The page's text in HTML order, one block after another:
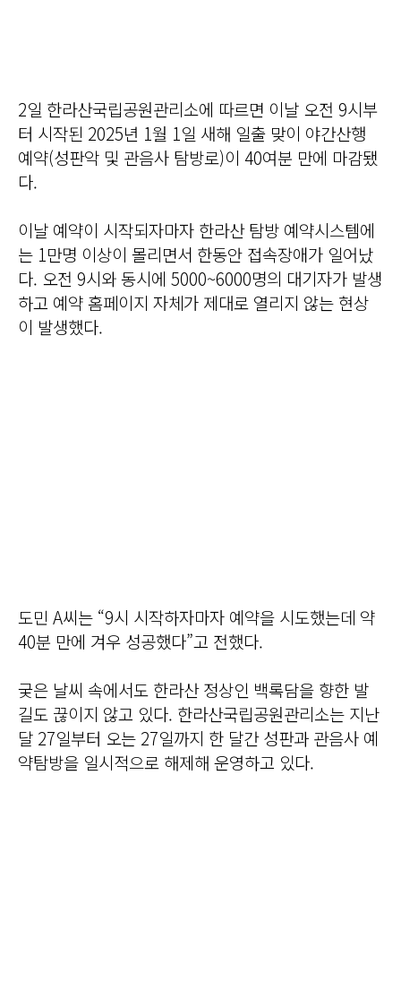
2일 한라산국립공원관리소에 따르면 이날 오전 9시부
터 시작된 2025년 1월 1일 새해 일출 맞이 야간산행
예약(성판악 및 관음사 탐방로)이 40여분 만에 마감됐
다.
이날 예약이 시작되자마자 한라산 탐방 예약시스템에
는 1만명 이상이 몰리면서 한동안 접속장애가 일어났
다. 오전 9시와 동시에 5000~6000명의 대기자가 발생
하고 예약 홈페이지 자체가 제대로 열리지 않는 현상
이 발생했다.
도민 A씨는 “9시 시작하자마자 예약을 시도했는데 약
40분 만에 겨우 성공했다”고 전했다.
궂은 날씨 속에서도 한라산 정상인 백록담을 향한 발
길도 끊이지 않고 있다. 한라산국립공원관리소는 지난
달 27일부터 오는 27일까지 한 달간 성판과 관음사 예
약탐방을 일시적으로 해제해 운영하고 있다.